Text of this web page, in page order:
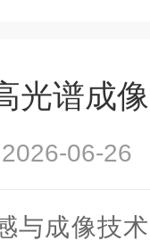
光谱成
2026-06-
成像技术